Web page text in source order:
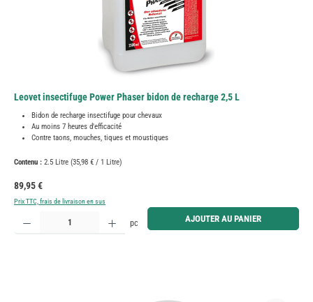
Leovet insectifuge Power Phaser bidon de recharge 2,5 L
Bidon de recharge insectifuge pour chevaux
Au moins 7 heures d'efficacité
Contre taons, mouches, tiques et moustiques
Contenu : 2.5 Litre (35,98 € / 1 Litre)
Prix régulier :
89,95 €
Prix TTC, frais de livraison en sus
Quantité de produit : Entrez la quantité souhaitée ou utilisez les boutons pour augmenter ou
pc AJOUTER AU PANIER